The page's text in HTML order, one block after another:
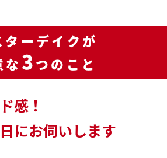
ターデイクが
な 3つのこと
感！
にお伺いします